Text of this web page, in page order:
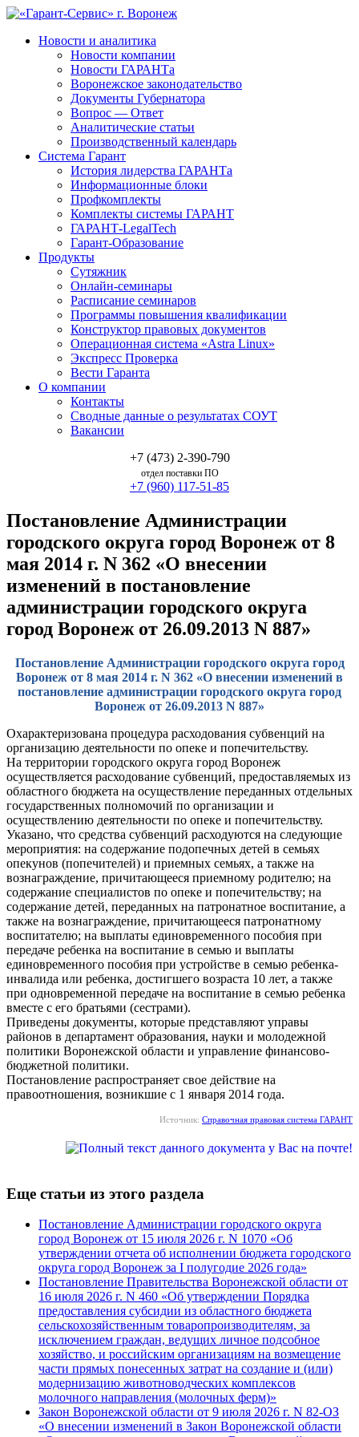
Новости и аналитика
Новости компании
Новости ГАРАНТа
Воронежское законодательство
Документы Губернатора
Вопрос — Ответ
Аналитические статьи
Производственный календарь
Система Гарант
История лидерства ГАРАНТа
Информационные блоки
Профкомплекты
Комплекты системы ГАРАНТ
ГАРАНТ-LegalTech
Гарант-Образование
Продукты
Сутяжник
Онлайн-семинары
Расписание семинаров
Программы повышения квалификации
Конструктор правовых документов
Операционная система «Astra Linux»
Экспресс Проверка
Вести Гаранта
О компании
Контакты
Сводные данные о результатах СОУТ
Вакансии
+7 (473) 2-390-790
отдел поставки ПО
+7 (960) 117-51-85
Постановление Администрации
городского округа город Воронеж от 8
мая 2014 г. N 362 «О внесении
изменений в постановление
администрации городского округа
город Воронеж от 26.09.2013 N 887»
Постановление Администрации городского округа город
Воронеж от 8 мая 2014 г. N 362 «О внесении изменений в
постановление администрации городского округа город
Воронеж от 26.09.2013 N 887»
Охарактеризована процедура расходования субвенций на
организацию деятельности по опеке и попечительству.
На территории городского округа город Воронеж
осуществляется расходование субвенций, предоставляемых из
областного бюджета на осуществление переданных отдельных
государственных полномочий по организации и
осуществлению деятельности по опеке и попечительству.
Указано, что средства субвенций расходуются на следующие
мероприятия: на содержание подопечных детей в семьях
опекунов (попечителей) и приемных семьях, а также на
вознаграждение, причитающееся приемному родителю; на
содержание специалистов по опеке и попечительству; на
содержание детей, переданных на патронатное воспитание, а
также на вознаграждение, причитающееся патронатному
воспитателю; на выплаты единовременного пособия при
передаче ребенка на воспитание в семью и выплаты
единовременного пособия при устройстве в семью ребенка-
инвалида или ребенка, достигшего возраста 10 лет, а также
при одновременной передаче на воспитание в семью ребенка
вместе с его братьями (сестрами).
Приведены документы, которые представляют управы
районов в департамент образования, науки и молодежной
политики Воронежской области и управление финансово-
бюджетной политики.
Постановление распространяет свое действие на
правоотношения, возникшие с 1 января 2014 года.
Источник: Справочная правовая система ГАРАНТ
Еще статьи из этого раздела
Постановление Администрации городского округа
город Воронеж от 15 июля 2026 г. N 1070 «Об
утверждении отчета об исполнении бюджета городского
округа город Воронеж за I полугодие 2026 года»
Постановление Правительства Воронежской области от
16 июля 2026 г. N 460 «Об утверждении Порядка
предоставления субсидии из областного бюджета
сельскохозяйственным товаропроизводителям, за
исключением граждан, ведущих личное подсобное
хозяйство, и российским организациям на возмещение
части прямых понесенных затрат на создание и (или)
модернизацию животноводческих комплексов
молочного направления (молочных ферм)»
Закон Воронежской области от 9 июля 2026 г. N 82-ОЗ
«О внесении изменений в Закон Воронежской области